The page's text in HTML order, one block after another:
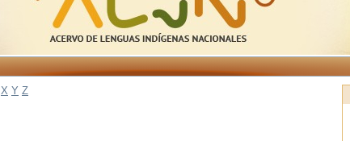
X Y Z